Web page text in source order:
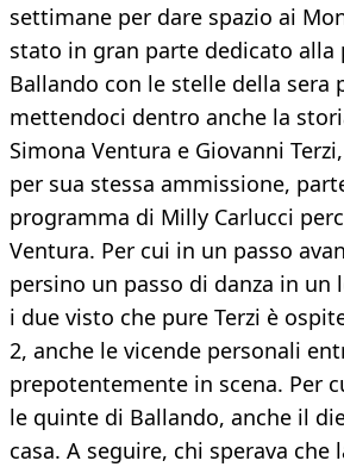
settimane per dare spazio ai
stato in gran parte dedicato alla
Ballando con le stelle della sera
mettendoci dentro anche la
Simona Ventura e Giovanni
per sua stessa ammissione,
programma di Milly Carlucci
Ventura. Per cui in un passo
persino un passo di danza in
i due visto che pure Terzi è
2, anche le vicende personali
prepotentemente in scena. Per
le quinte di Ballando, anche il
casa. A seguire, chi sperava che